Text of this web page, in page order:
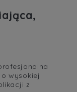
wysokiej
z